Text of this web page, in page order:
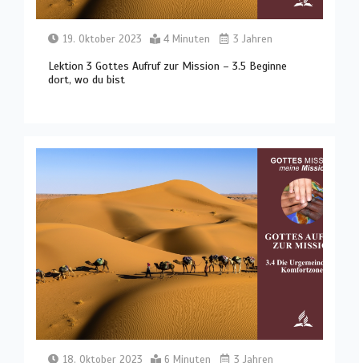
19. Oktober 2023 4 Minuten 3 Jahren
Lektion 3 Gottes Aufruf zur Mission – 3.5 Beginne
dort, wo du bist
18. Oktober 2023 6 Minuten 3 Jahren